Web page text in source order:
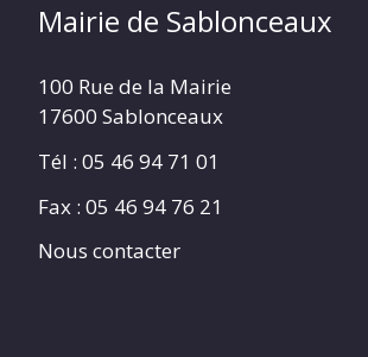
Mairie de Sablonceaux
100 Rue de la Mairie
17600 Sablonceaux
Tél : 05 46 94 71 01
Fax : 05 46 94 76 21
Nous contacter